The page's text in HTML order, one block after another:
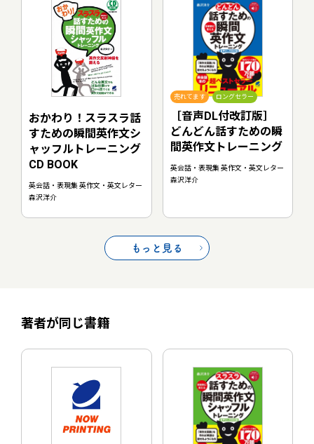
おかわり！スラスラ話
すための瞬間英作文シ
ャッフルトレーニング
CD BOOK
英会話・表現集 英作文・英文レター
森沢洋介
売れてます ロングセラー
［音声DL付改訂版］
どんどん話すための瞬
間英作文トレーニング
英会話・表現集 英作文・英文レター
森沢洋介
もっと見る
著者が同じ書籍